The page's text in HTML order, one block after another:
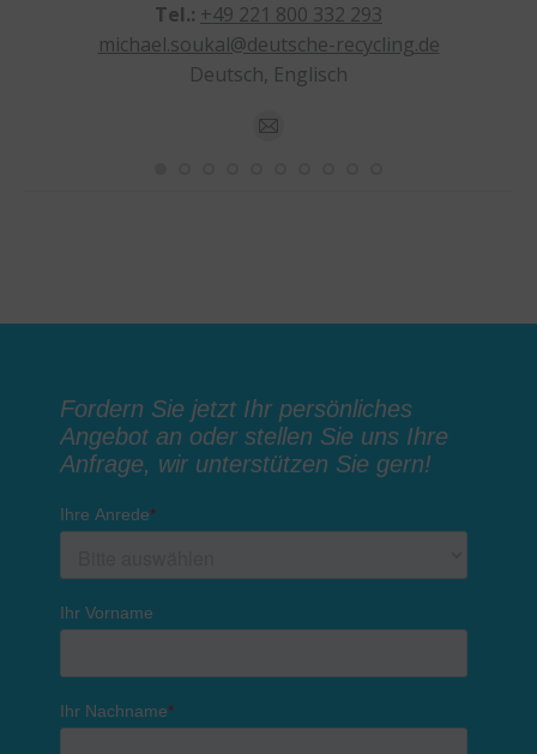
Tel.: +49 221 800 332 293
michael.soukal@deutsche-recycling.de
Deutsch, Englisch
E-